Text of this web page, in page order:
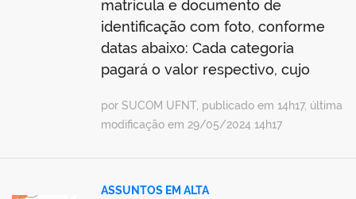
matrícula e documento de
identificação com foto, conforme
datas abaixo: Cada categoria
pagará o valor respectivo, cujo
por SUCOM UFNT, publicado em 14h17, última
modificação em 29/05/2024 14h17
ASSUNTOS EM ALTA